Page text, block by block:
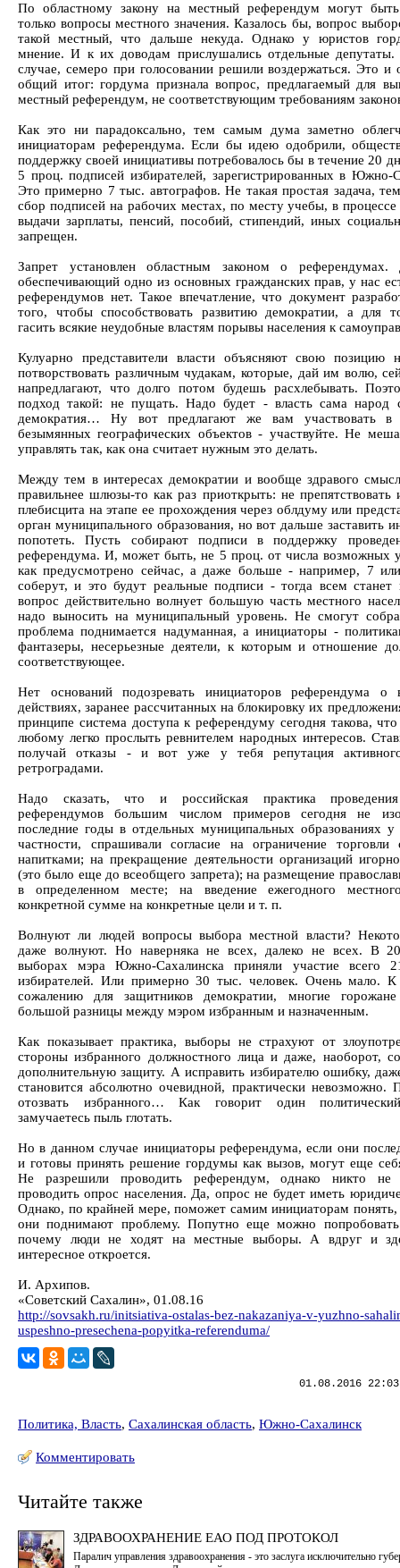
По областному закону на местный референдум могут
только вопросы местного значения. Казалось бы, вопрос
такой местный, что дальше некуда. Однако у юристов
мнение. И к их доводам прислушались отдельные
случае, семеро при голосовании решили воздержаться. Это и
общий итог: гордума признала вопрос, предлагаемый для
местный референдум, не соответствующим требованиям
Как это ни парадоксально, тем самым дума заметно
инициаторам референдума. Если бы идею одобрили,
поддержку своей инициативы потребовалось бы в течение 20
5 проц. подписей избирателей, зарегистрированных в Южно-
Это примерно 7 тыс. автографов. Не такая простая задача,
сбор подписей на рабочих местах, по месту учебы, в
выдачи зарплаты, пенсий, пособий, стипендий, иных
запрещен.
Запрет установлен областным законом о референдумах.
обеспечивающий одно из основных гражданских прав, у нас
референдумов нет. Такое впечатление, что документ
того, чтобы способствовать развитию демократии, а для
гасить всякие неудобные властям порывы населения к
Кулуарно представители власти объясняют свою позицию
потворствовать различным чудакам, которые, дай им волю,
напредлагают, что долго потом будешь расхлебывать.
подход такой: не пущать. Надо будет - власть сама народ
демократия… Ну вот предлагают же вам участвовать в
безымянных географических объектов - участвуйте. Не
управлять так, как она считает нужным это делать.
Между тем в интересах демократии и вообще здравого
правильнее шлюзы-то как раз приоткрыть: не препятствовать
плебисцита на этапе ее прохождения через облдуму или
орган муниципального образования, но вот дальше заставить
попотеть. Пусть собирают подписи в поддержку
референдума. И, может быть, не 5 проц. от числа возможных
как предусмотрено сейчас, а даже больше - например, 7
соберут, и это будут реальные подписи - тогда всем станет
вопрос действительно волнует большую часть местного
надо выносить на муниципальный уровень. Не смогут
проблема поднимается надуманная, а инициаторы -
фантазеры, несерьезные деятели, к которым и отношение
соответствующее.
Нет оснований подозревать инициаторов референдума о
действиях, заранее рассчитанных на блокировку их
принципе система доступа к референдуму сегодня такова,
любому легко прослыть ревнителем народных интересов.
получай отказы - и вот уже у тебя репутация
ретроградами.
Надо сказать, что и российская практика
референдумов большим числом примеров сегодня не
последние годы в отдельных муниципальных образованиях у
частности, спрашивали согласие на ограничение торговли
напитками; на прекращение деятельности организаций
(это было еще до всеобщего запрета); на размещение
в определенном месте; на введение ежегодного
конкретной сумме на конкретные цели и т. п.
Волнуют ли людей вопросы выбора местной власти?
даже волнуют. Но наверняка не всех, далеко не всех. В
выборах мэра Южно-Сахалинска приняли участие всего
избирателей. Или примерно 30 тыс. человек. Очень мало.
сожалению для защитников демократии, многие
большой разницы между мэром избранным и назначенным.
Как показывает практика, выборы не страхуют от
стороны избранного должностного лица и даже, наоборот,
дополнительную защиту. А исправить избирателю ошибку,
становится абсолютно очевидной, практически невозможно.
отозвать избранного… Как говорит один
замучаетесь пыль глотать.
Но в данном случае инициаторы референдума, если они
и готовы принять решение гордумы как вызов, могут еще
Не разрешили проводить референдум, однако никто не
проводить опрос населения. Да, опрос не будет иметь
Однако, по крайней мере, поможет самим инициаторам
они поднимают проблему. Попутно еще можно попробовать
почему люди не ходят на местные выборы. А вдруг и
интересное откроется.
И. Архипов.
«Советский Сахалин», 01.08.16
http://sovsakh.ru/initsiativa-ostalas-bez-nakazaniya-v-yuzhno-
uspeshno-presechena-popyitka-referenduma/
01.08.2016
Политика, Власть, Сахалинская область, Южно-Сахалинск
Комментировать
Читайте также
ЗДРАВООХРАНЕНИЕ ЕАО ПОД ПРОТОКОЛ
Паралич управления здравоохранения - это заслуга исключительно